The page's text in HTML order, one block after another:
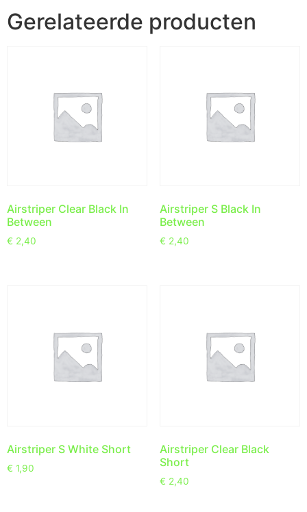
Gerelateerde producten
Airstriper Clear Black In
Between
€ 2,40
Airstriper S Black In
Between
€ 2,40
Airstriper S White Short
€ 1,90
Airstriper Clear Black
Short
€ 2,40